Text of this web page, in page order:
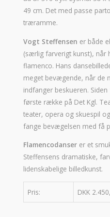
49 cm. Det med passe
træramme.
Vogt Steffensen er både
(særlig farverigt kunst), når
flamenco. Hans
meget bevægende, når de
indfanger beskueren.
første række på Det Kgl.
teater, opera og skuespil
fange bevægelsen med få
Flamencodanser er et
Steffensens dramatiske,
lidenskabelige billedkunst.
Pris: DKK